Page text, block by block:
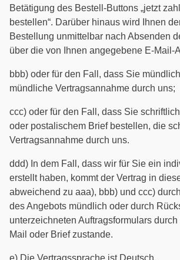
Betätigung des Bestell-Buttons „jetzt
bestellen“. Darüber hinaus wird Ihnen
Bestellung unmittelbar nach Absenden
über die von Ihnen angegebene E-Mail-
bbb) oder für den Fall, dass Sie
mündliche Vertragsannahme durch uns;
ccc) oder für den Fall, dass Sie
oder postalischem Brief bestellen, die
Vertragsannahme durch uns.
ddd) In dem Fall, dass wir für Sie ein
erstellt haben, kommt der Vertrag in
abweichend zu aaa), bbb) und ccc)
des Angebots mündlich oder durch
unterzeichneten Auftragsformulars
Mail oder Brief zustande.
e) Die Vertragssprache ist Deutsch.